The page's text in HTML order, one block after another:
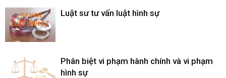
Luật sư tư vấn luật hình sự
Phân biệt vi phạm hành chính và vi phạm
hình sự